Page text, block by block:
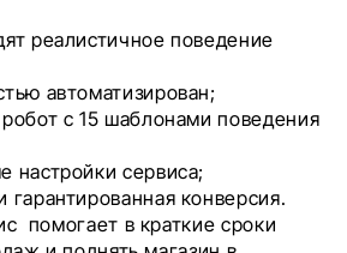
реалистичное поведение
автоматизирован;
с 15 шаблонами поведения
настройки сервиса;
конверсия.
помогает в краткие сроки